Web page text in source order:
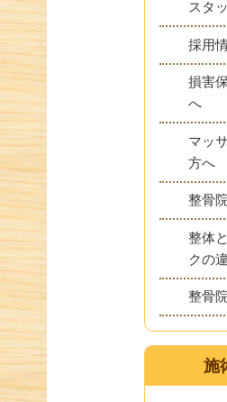
スタ
採用
損害
へ
マッ
方へ
整骨
整体
クの
整骨
施